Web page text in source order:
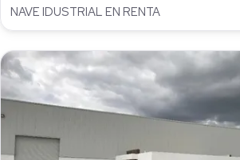
NAVE IDUSTRIAL EN RENTA